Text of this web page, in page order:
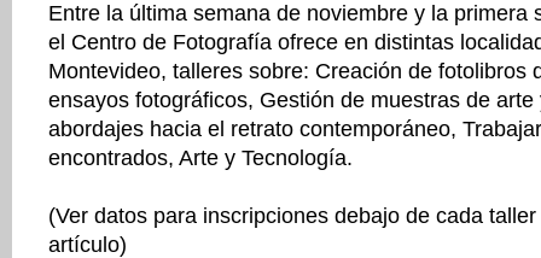
Entre la última semana de noviembre y la primera
el Centro de Fotografía ofrece en distintas
Montevideo, talleres sobre: Creación de fotolibros
ensayos fotográficos, Gestión de muestras de
abordajes hacia el retrato contemporáneo,
encontrados, Arte y Tecnología.
(Ver datos para inscripciones debajo de cada
artículo)